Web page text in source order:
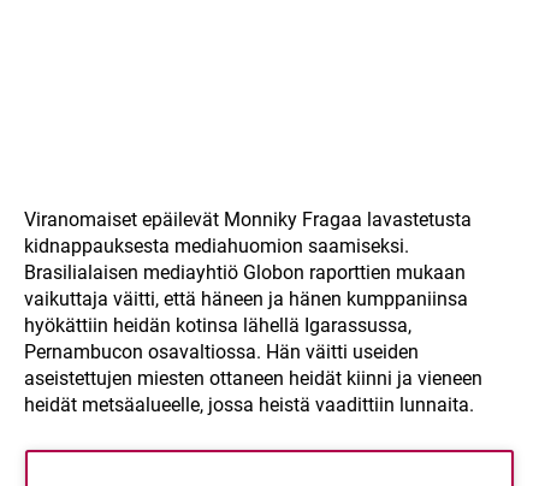
Viranomaiset epäilevät Monniky Fragaa lavastetusta
kidnappauksesta mediahuomion saamiseksi.
Brasilialaisen mediayhtiö Globon raporttien mukaan
vaikuttaja väitti, että häneen ja hänen kumppaniinsa
hyökättiin heidän kotinsa lähellä Igarassussa,
Pernambucon osavaltiossa. Hän väitti useiden
aseistettujen miesten ottaneen heidät kiinni ja vieneen
heidät metsäalueelle, jossa heistä vaadittiin lunnaita.